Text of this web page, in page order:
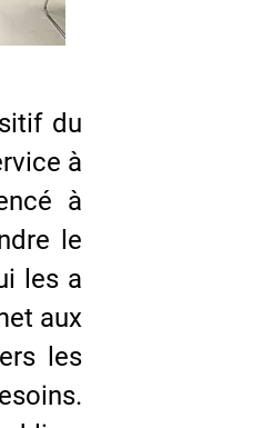
du
à
à
le
les a
aux
les